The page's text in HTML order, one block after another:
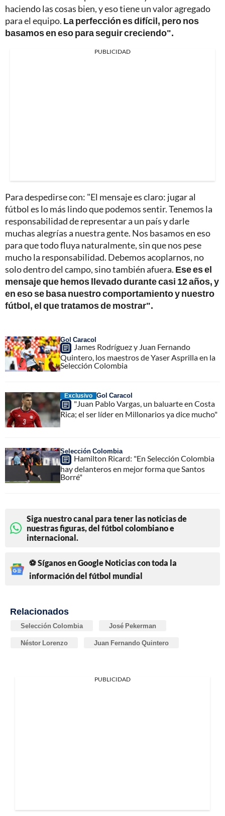
haciendo las cosas bien, y eso tiene un valor agregado
para el equipo. La perfección es difícil, pero nos
basamos en eso para seguir creciendo".
PUBLICIDAD
Para despedirse con: "El mensaje es claro: jugar al
fútbol es lo más lindo que podemos sentir. Tenemos la
responsabilidad de representar a un país y darle
muchas alegrías a nuestra gente. Nos basamos en eso
para que todo fluya naturalmente, sin que nos pese
mucho la responsabilidad. Debemos acoplarnos, no
solo dentro del campo, sino también afuera. Ese es el
mensaje que hemos llevado durante casi 12 años, y
en eso se basa nuestro comportamiento y nuestro
fútbol, el que tratamos de mostrar".
Gol Caracol
James Rodríguez y Juan Fernando
Quintero, los maestros de Yaser Asprilla en la
Selección Colombia
Exclusivo Gol Caracol
"Juan Pablo Vargas, un baluarte en Costa
Rica; el ser líder en Millonarios ya dice mucho"
Selección Colombia
Hamilton Ricard: "En Selección Colombia
hay delanteros en mejor forma que Santos
Borré"
Siga nuestro canal para tener las noticias de
nuestras figuras, del fútbol colombiano e
internacional.
⚽ Síganos en Google Noticias con toda la
información del fútbol mundial
Relacionados
Selección Colombia José Pekerman
Néstor Lorenzo Juan Fernando Quintero
PUBLICIDAD